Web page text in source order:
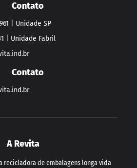
Contato
| Unidade SP
| Unidade Fabril
Contato
A Revita
recicladora de embalagens longa vida